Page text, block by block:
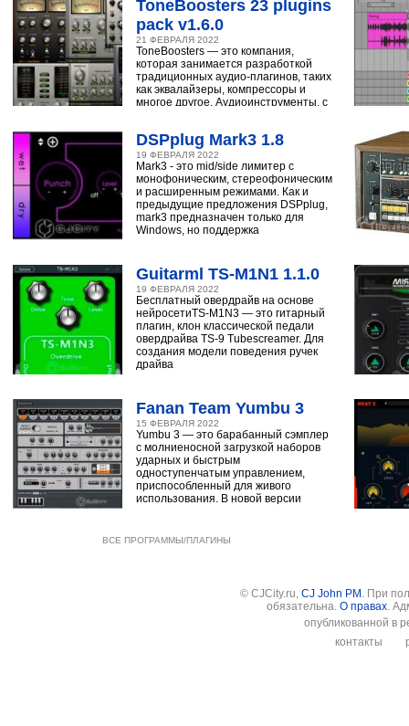
ToneBoosters 23 plugins
pack v1.6.0
21 ФЕВРАЛЯ 2022
ToneBoosters — это компания,
которая занимается разработкой
традиционных аудио-плагинов, таких
как эквалайзеры, компрессоры и
многое другое. Аудиоинструменты, с
DSPplug Mark3 1.8
19 ФЕВРАЛЯ 2022
Mark3 - это mid/side лимитер с
монофоническим, стереофоническим
и расширенным режимами. Как и
предыдущие предложения DSPplug,
mark3 предназначен только для
Windows, но поддержка
Guitarml TS-M1N1 1.1.0
19 ФЕВРАЛЯ 2022
Бесплатный овердрайв на основе
нейросетиTS-M1N3 — это гитарный
плагин, клон классической педали
овердрайва TS-9 Tubescreamer. Для
создания модели поведения ручек
драйва
Fanan Team Yumbu 3
15 ФЕВРАЛЯ 2022
Yumbu 3 — это барабанный сэмплер
с молниеносной загрузкой наборов
ударных и быстрым
одноступенчатым управлением,
приспособленный для живого
использования. В новой версии
ВСЕ ПРОГРАММЫ/ПЛАГИНЫ
© CJCity.ru, CJ John PM . При
обязательна. О правах.
опубликованной в
контакты